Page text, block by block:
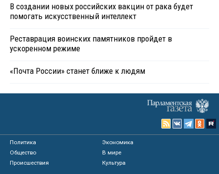
В создании новых российских вакцин от рака будет
помогать искусственный интеллект
Реставрация воинских памятников пройдет в
ускоренном режиме
«Почта России» станет ближе к людям
Политика
Экономика
Общество
В мире
Происшествия
Культура